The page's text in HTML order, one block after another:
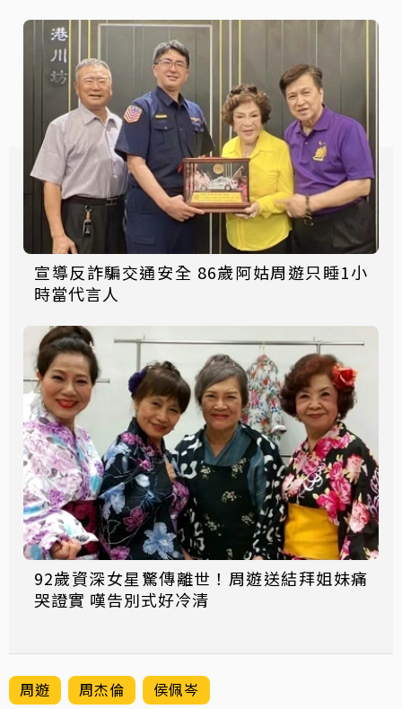
宣導反詐騙交通安全 86歲阿姑周遊只睡1小
時當代言人
92歲資深女星驚傳離世！周遊送結拜姐妹痛
哭證實 嘆告別式好冷清
周遊 周杰倫 侯佩岑